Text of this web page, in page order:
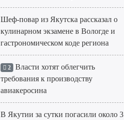
Шеф-повар из Якутска рассказал о
кулинарном экзамене в Вологде и
гастрономическом коде региона
2 Власти хотят облегчить
требования к производству
авиакеросина
В Якутии за сутки погасили около 3